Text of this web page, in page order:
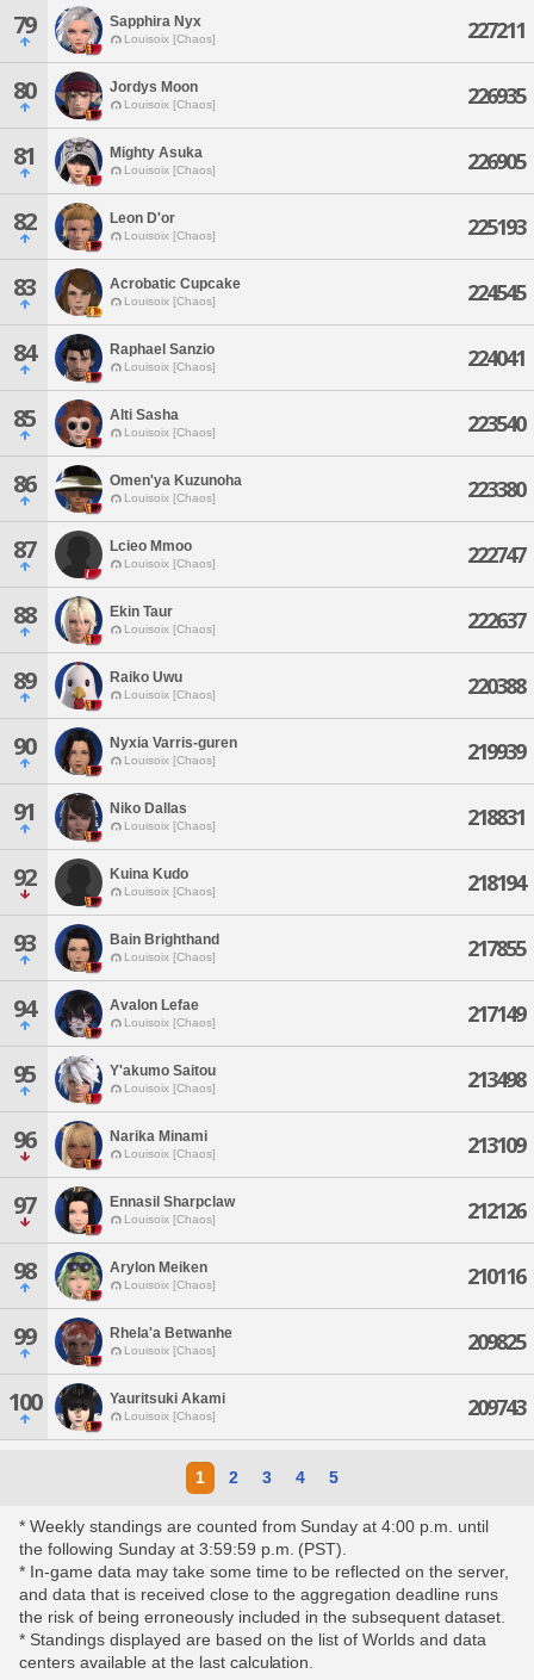
79 Sapphira Nyx
Louisoix [Chaos] 227211
80 Jordys Moon
Louisoix [Chaos] 226935
81 Mighty Asuka
Louisoix [Chaos] 226905
82 Leon D'or
Louisoix [Chaos] 225193
83 Acrobatic Cupcake
Louisoix [Chaos] 224545
84 Raphael Sanzio
Louisoix [Chaos] 224041
85 Alti Sasha
Louisoix [Chaos] 223540
86 Omen'ya Kuzunoha
Louisoix [Chaos] 223380
87 Lcieo Mmoo
Louisoix [Chaos] 222747
88 Ekin Taur
Louisoix [Chaos] 222637
89 Raiko Uwu
Louisoix [Chaos] 220388
90 Nyxia Varris-guren
Louisoix [Chaos] 219939
91 Niko Dallas
Louisoix [Chaos] 218831
92 Kuina Kudo
Louisoix [Chaos] 218194
93 Bain Brighthand
Louisoix [Chaos] 217855
94 Avalon Lefae
Louisoix [Chaos] 217149
95 Y'akumo Saitou
Louisoix [Chaos] 213498
96 Narika Minami
Louisoix [Chaos] 213109
97 Ennasil Sharpclaw
Louisoix [Chaos] 212126
98 Arylon Meiken
Louisoix [Chaos] 210116
99 Rhela'a Betwanhe
Louisoix [Chaos] 209825
100 Yauritsuki Akami
Louisoix [Chaos] 209743
1 2 3 4 5
* Weekly standings are counted from Sunday at 4:00 p.m. until
the following Sunday at 3:59:59 p.m. (PST).
* In-game data may take some time to be reflected on the server,
and data that is received close to the aggregation deadline runs
the risk of being erroneously included in the subsequent dataset.
* Standings displayed are based on the list of Worlds and data
centers available at the last calculation.